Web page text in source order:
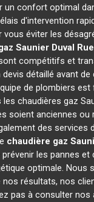
un confort optimal
d'intervention
vous éviter les
Saunier Duval
compétitifs et
détaillé avant
de plombiers
chaudières gaz
soient anciennes ou
des services
chaudière gaz
prévenir les pannes et
optimale. Nous
nos résultats, nos
pas à consulter nos